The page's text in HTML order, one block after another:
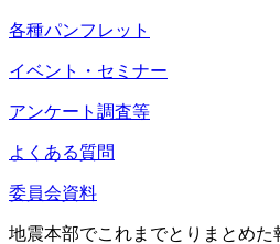
各種パンフレット
イベント・セミナー
アンケート調査等
よくある質問
委員会資料
地震本部でこれまでとりまとめ